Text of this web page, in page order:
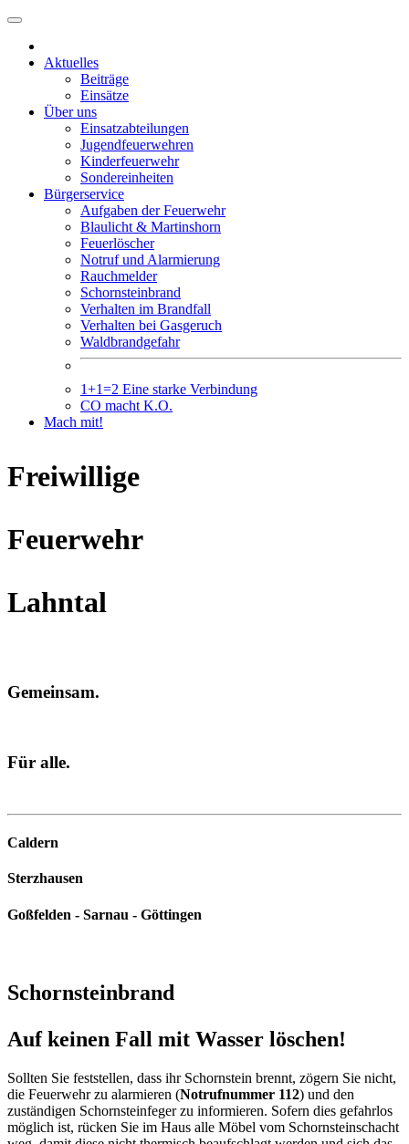
Weiter
Inhalt
Aktuelles
Beiträge
Einsätze
Über uns
Einsatzabteilungen
Jugendfeuerwehren
Kinderfeuerwehr
Sondereinheiten
Bürgerservice
Aufgaben der Feuerwehr
Blaulicht & Martinshorn
Feuerlöscher
Notruf und Alarmierung
Rauchmelder
Schornsteinbrand
Verhalten im Brandfall
Verhalten bei Gasgeruch
Waldbrandgefahr
1+1=2 Eine starke Verbindung
CO macht K.O.
Mach mit!
Freiwillige
Feuerwehr
Lahntal
Gemeinsam.
Für alle.
Caldern
Sterzhausen
Goßfelden - Sarnau - Göttingen
Schornsteinbrand
Auf keinen Fall mit Wasser löschen!
Sollten Sie feststellen, dass ihr Schornstein brennt, zögern Sie nicht,
die Feuerwehr zu alarmieren (Notrufnummer 112) und den
zuständigen Schornsteinfeger zu informieren. Sofern dies gefahrlos
möglich ist, rücken Sie im Haus alle Möbel vom Schornsteinschacht